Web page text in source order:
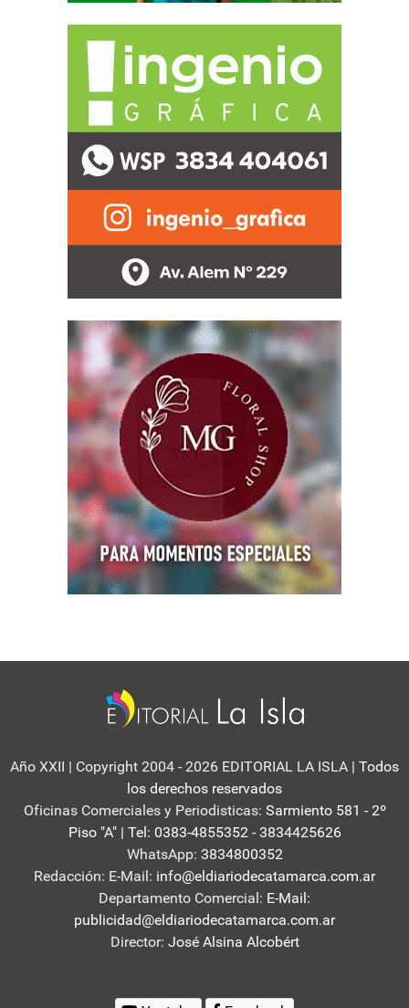
Año XXII | Copyright 2004 - 2026 EDITORIAL LA ISLA | Todos
los derechos reservados
Oficinas Comerciales y Periodisticas: Sarmiento 581 - 2º
Piso "A" | Tel: 0383-4855352 - 3834425626
WhatsApp: 3834800352
Redacción: E-Mail: info@eldiariodecatamarca.com.ar
Departamento Comercial: E-Mail:
publicidad@eldiariodecatamarca.com.ar
Director: José Alsina Alcobért